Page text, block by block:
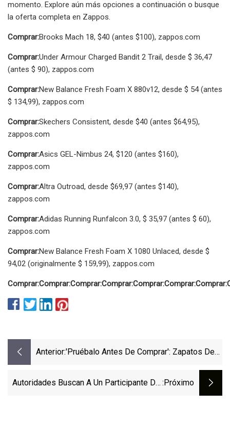
momento. Explore aún más opciones a continuación o busque
la oferta completa en Zappos.
Comprar:Brooks Mach 18, $40 (antes $100), zappos.com
Comprar:Under Armour Charged Bandit 2 Trail, desde $ 36,47
(antes $ 90), zappos.com
Comprar:New Balance Fresh Foam X 880v12, desde $ 54 (antes
$ 134,99), zappos.com
Comprar:Skechers Consistent, desde $40 (antes $64,95),
zappos.com
Comprar:Asics GEL-Nimbus 24, $120 (antes $160),
zappos.com
Comprar:Altra Outroad, desde $69,97 (antes $140),
zappos.com
Comprar:Adidas Running Runfalcon 3.0, $ 35,97 (antes $ 60),
zappos.com
Comprar:New Balance Fresh Foam X 1080 Unlaced, desde $
94,02 (originalmente $ 159,99), zappos.com
Comprar:Comprar:Comprar:Comprar:Comprar:Comprar:Comprar:
Anterior:'Pruébalo Antes De Comprar': Zapatos De
Verano
Autoridades Buscan A Un Participante Del :próximo